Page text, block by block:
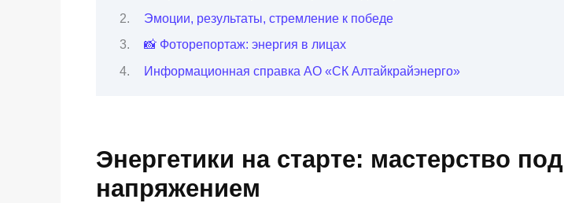
Эмоции, результаты, стремление к победе
📸 Фоторепортаж: энергия в лицах
Информационная справка АО «СК Алтайкрайэнерго»
Энергетики на старте: мастерство под
напряжением